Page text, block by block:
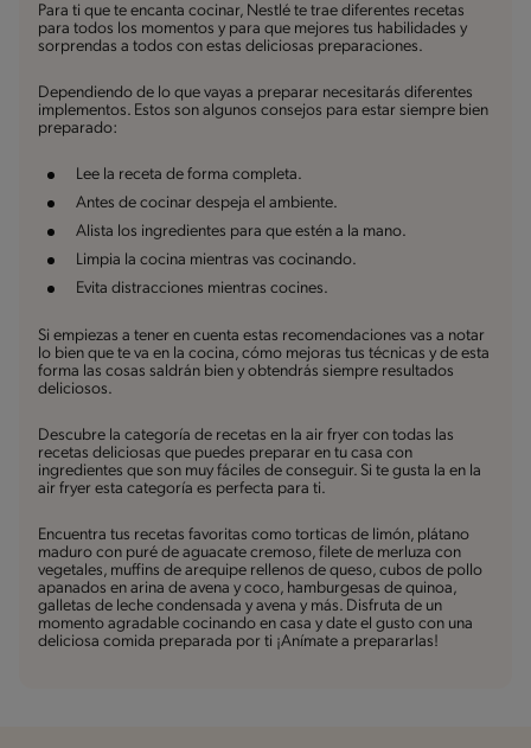
Para ti que te encanta cocinar, Nestlé te trae diferentes recetas
para todos los momentos y para que mejores tus habilidades y
sorprendas a todos con estas deliciosas preparaciones.
Dependiendo de lo que vayas a preparar necesitarás diferentes
implementos. Estos son algunos consejos para estar siempre bien
preparado:
Lee la receta de forma completa.
Antes de cocinar despeja el ambiente.
Alista los ingredientes para que estén a la mano.
Limpia la cocina mientras vas cocinando.
Evita distracciones mientras cocines.
Si empiezas a tener en cuenta estas recomendaciones vas a notar
lo bien que te va en la cocina, cómo mejoras tus técnicas y de esta
forma las cosas saldrán bien y obtendrás siempre resultados
deliciosos.
Descubre la categoría de recetas en la air fryer con todas las
recetas deliciosas que puedes preparar en tu casa con
ingredientes que son muy fáciles de conseguir. Si te gusta la en la
air fryer esta categoría es perfecta para ti.
Encuentra tus recetas favoritas como torticas de limón, plátano
maduro con puré de aguacate cremoso, filete de merluza con
vegetales, muffins de arequipe rellenos de queso, cubos de pollo
apanados en arina de avena y coco, hamburgesas de quinoa,
galletas de leche condensada y avena y más. Disfruta de un
momento agradable cocinando en casa y date el gusto con una
deliciosa comida preparada por ti ¡Anímate a prepararlas!